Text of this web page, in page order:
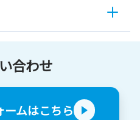
合わせ
ムはこちら